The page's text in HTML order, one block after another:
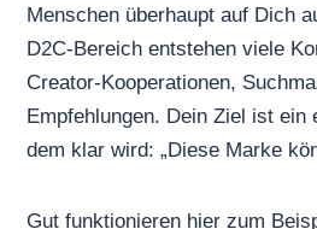
Menschen überhaupt auf Dich
D2C-Bereich entstehen viele
Creator-Kooperationen,
Empfehlungen. Dein Ziel ist ein
dem klar wird: „Diese Marke
Gut funktionieren hier zum